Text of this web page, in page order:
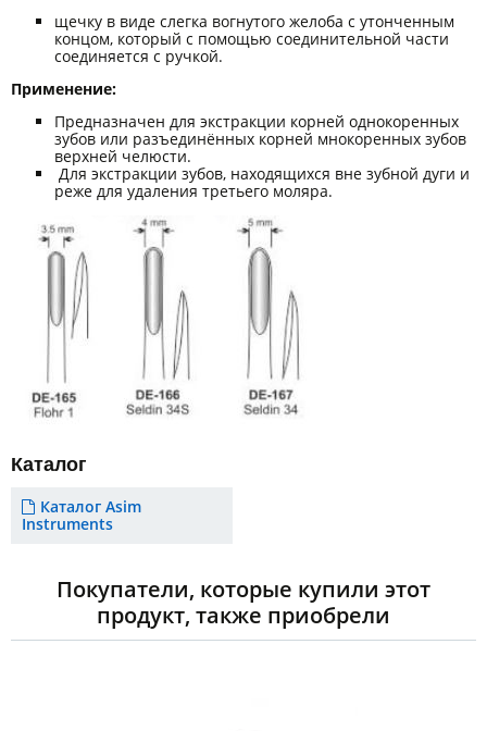
щечку в виде слегка вогнутого желоба с утонченным
концом, который с помощью соединительной части
соединяется с ручкой.
Применение:
Предназначен для экстракции корней однокоренных
зубов или разъединённых корней мнокоренных зубов
верхней челюсти.
Для экстракции зубов, находящихся вне зубной дуги и
реже для удаления третьего моляра.
Каталог
Каталог Asim
Instruments
Покупатели, которые купили этот
продукт, также приобрели